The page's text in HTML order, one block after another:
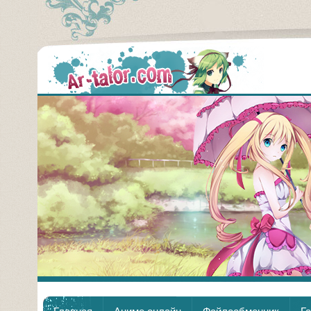
Главная